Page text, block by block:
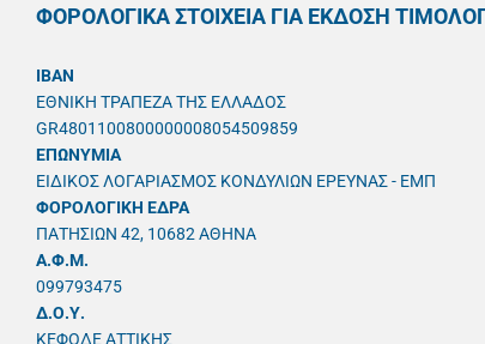
ΦΟΡΟΛΟΓΙΚΑ ΣΤΟΙΧΕΙΑ ΓΙΑ ΕΚΔΟΣΗ
IBAN
ΕΘΝΙΚΗ ΤΡΑΠΕΖΑ ΤΗΣ ΕΛΛΑΔΟΣ
GR4801100800000008054509859
ΕΠΩΝΥΜΙΑ
ΕΙΔΙΚΟΣ ΛΟΓΑΡΙΑΣΜΟΣ ΚΟΝΔΥΛΙΩΝ ΕΡΕΥΝΑΣ - ΕΜΠ
ΦΟΡΟΛΟΓΙΚΗ ΕΔΡΑ
ΠΑΤΗΣΙΩΝ 42, 10682 ΑΘΗΝΑ
A.Φ.Μ.
099793475
Δ.Ο.Υ.
ΚΕΦΟΔΕ ΑΤΤΙΚΗΣ